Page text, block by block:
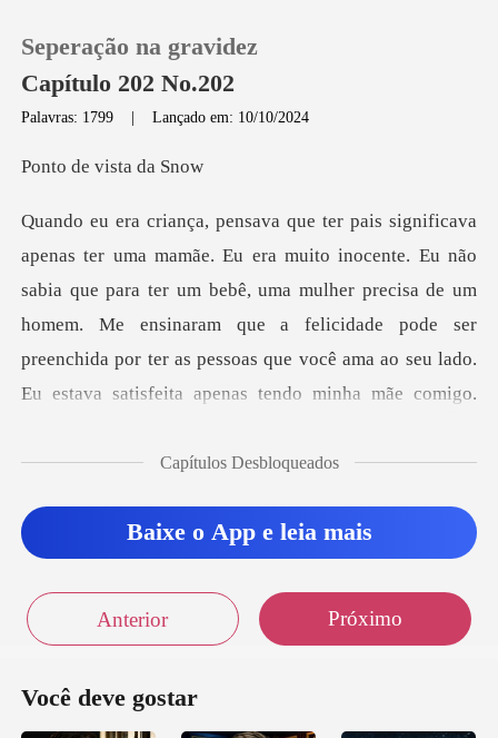
Loja
Histórico
Sair
Seperação na gravidez
Capítulo 202 No.202
Palavras: 1799 |Lançado em: 10/10/2024
e vista
sabia que para ter um bebê, uma mulher precisa de um
homem. Me ensinaram que a felicidade pode ser
preenchid
Capítulos Desbloqueados
Baixe o App e leia mais
Anterior Próximo
Você deve gostar